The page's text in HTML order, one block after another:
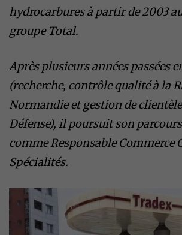
hydrocarbures à partir de 2003
groupe Total.
​Après plusieurs années passées
(recherche, contrôle qualité à la
Normandie et gestion de
Défense), il poursuit son
comme Responsable Commerce
Spécialités.